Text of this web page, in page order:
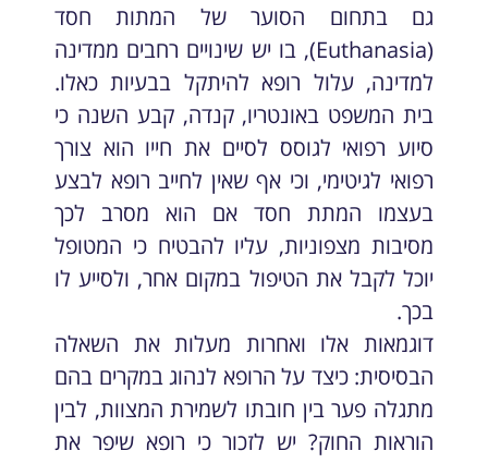
גם בתחום הסוער של המתות חסד
(Euthanasia), בו יש שינויים רחבים ממדינה
למדינה, עלול רופא להיתקל בבעיות כאלו.
בית המשפט באונטריו, קנדה, קבע השנה כי
סיוע רפואי לגוסס לסיים את חייו הוא צורך
רפואי לגיטימי, וכי אף שאין לחייב רופא לבצע
בעצמו המתת חסד אם הוא מסרב לכך
מסיבות מצפוניות, עליו להבטיח כי המטופל
יוכל לקבל את הטיפול במקום אחר, ולסייע לו
בכך.
דוגמאות אלו ואחרות מעלות את השאלה
הבסיסית: כיצד על הרופא לנהוג במקרים בהם
מתגלה פער בין חובתו לשמירת המצוות, לבין
הוראות החוק? יש לזכור כי רופא שיפר את